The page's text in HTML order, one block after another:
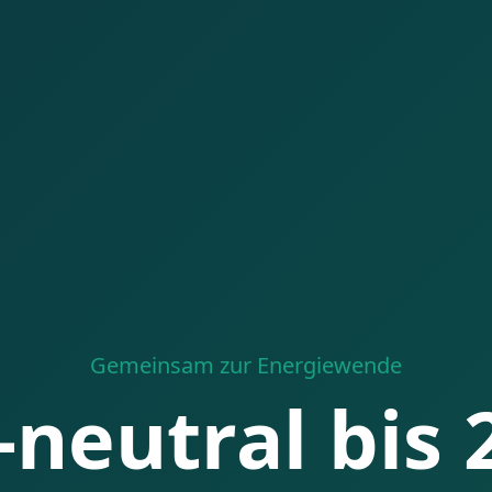
Gemeinsam zur Energiewende
neutral bis